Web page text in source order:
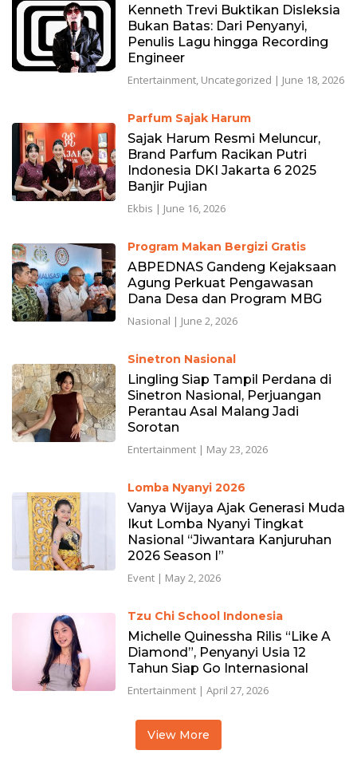
Kenneth Trevi Buktikan Disleksia
Bukan Batas: Dari Penyanyi,
Penulis Lagu hingga Recording
Engineer
Entertainment, Uncategorized | June 18, 2026
Parfum Sajak Harum
Sajak Harum Resmi Meluncur,
Brand Parfum Racikan Putri
Indonesia DKI Jakarta 6 2025
Banjir Pujian
Ekbis | June 16, 2026
Program Makan Bergizi Gratis
ABPEDNAS Gandeng Kejaksaan
Agung Perkuat Pengawasan
Dana Desa dan Program MBG
Nasional | June 2, 2026
Sinetron Nasional
Lingling Siap Tampil Perdana di
Sinetron Nasional, Perjuangan
Perantau Asal Malang Jadi
Sorotan
Entertainment| May 23, 2026
Lomba Nyanyi 2026
Vanya Wijaya Ajak Generasi Muda
Ikut Lomba Nyanyi Tingkat
Nasional “Jiwantara Kanjuruhan
2026 Season I”
Event| May 2, 2026
Tzu Chi School Indonesia
Michelle Quinessha Rilis “Like A
Diamond”, Penyanyi Usia 12
Tahun Siap Go Internasional
Entertainment| April 27, 2026
View More